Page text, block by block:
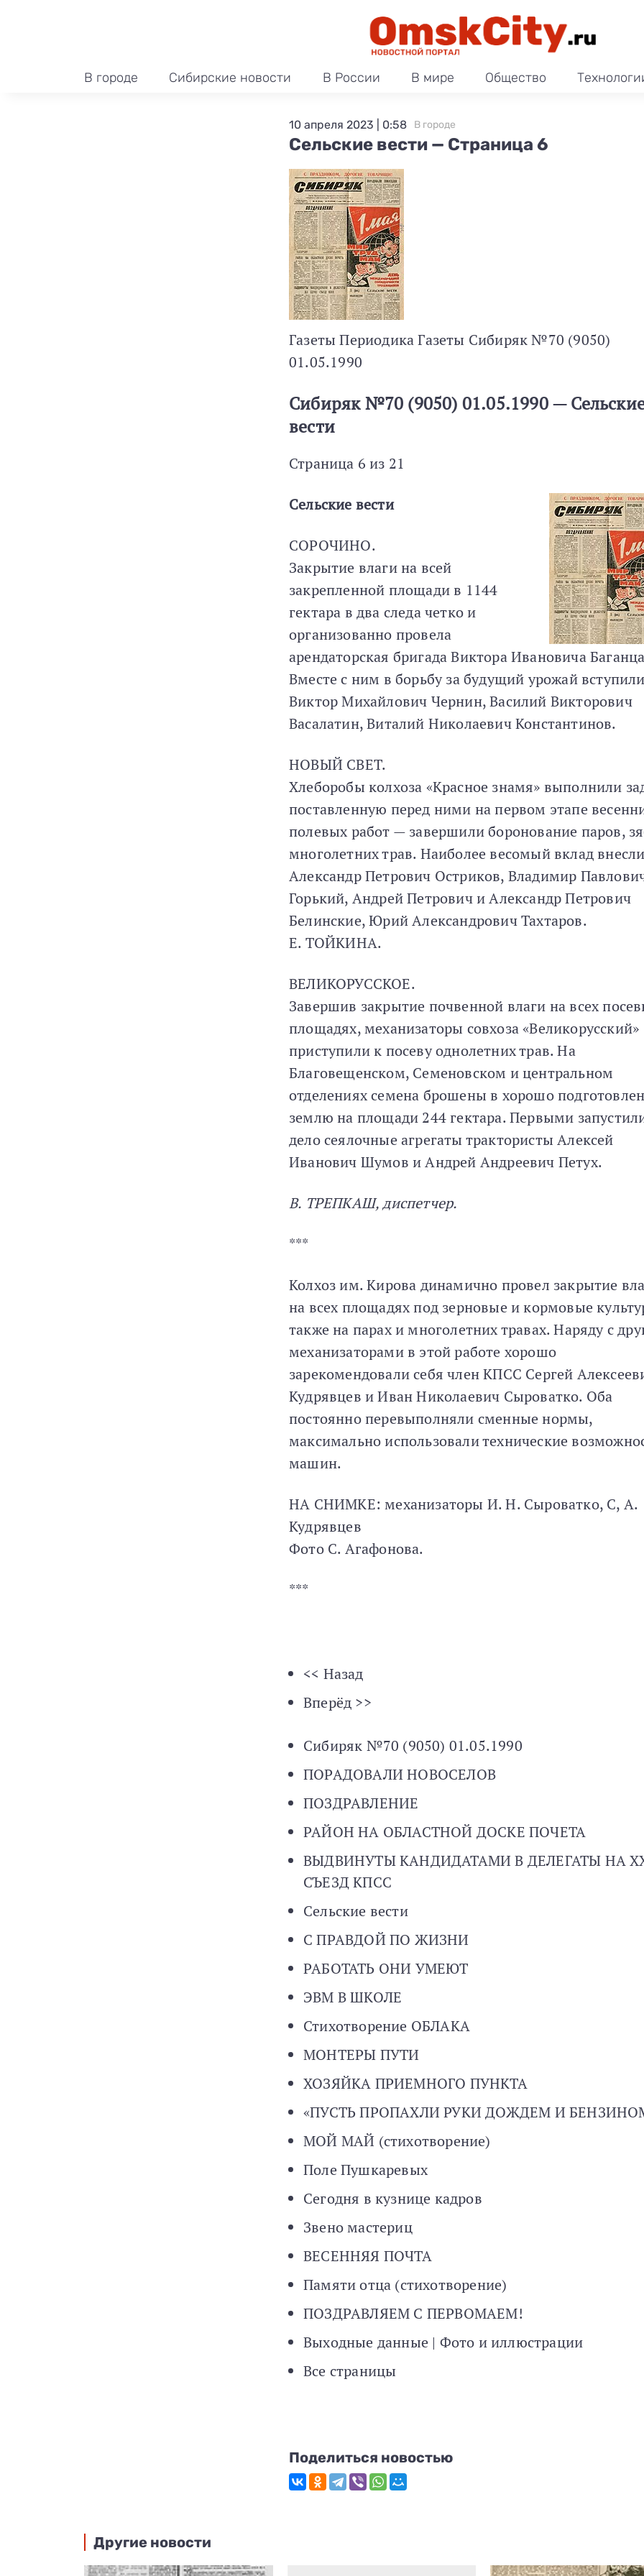
В городе Сибирские новости В России В мире Общество
Сельские вести — Страница 6
10 апреля 2023 | 0:58 В городе
Газеты Периодика Газеты Сибиряк №70 (9050)
01.05.1990
Сибиряк №70 (9050) 01.05.1990 —
вести
Страница 6 из 21
Сельские вести
СОРОЧИНО.
Закрытие влаги на всей
закрепленной площади в 1144
гектара в два следа четко и
организованно провела
арендаторская бригада Виктора Ивановича
Вместе с ним в борьбу за будущий урожай
Виктор Михайлович Чернин, Василий Викторович
Васалатин, Виталий Николаевич Константинов.
НОВЫЙ СВЕТ.
Хлеборобы колхоза «Красное знамя» выполнили
поставленную перед ними на первом этапе
полевых работ — завершили боронование паров,
многолетних трав. Наиболее весомый вклад
Александр Петрович Остриков, Владимир
Горький, Андрей Петрович и Александр Петрович
Белинские, Юрий Александрович Тахтаров.
Е. ТОЙКИНА.
ВЕЛИКОРУССКОЕ.
Завершив закрытие почвенной влаги на всех
площадях, механизаторы совхоза «Великорусский»
приступили к посеву однолетних трав. На
Благовещенском, Семеновском и центральном
отделениях семена брошены в хорошо
землю на площади 244 гектара. Первыми
дело сеялочные агрегаты трактористы Алексей
Иванович Шумов и Андрей Андреевич Петух.
В. ТРЕПКАШ, диспетчер.
***
Колхоз им. Кирова динамично провел закрытие
на всех площадях под зерновые и кормовые
также на парах и многолетних травах. Наряду с
механизаторами в этой работе хорошо
зарекомендовали себя член КПСС Сергей
Кудрявцев и Иван Николаевич Сыроватко. Оба
постоянно перевыполняли сменные нормы,
максимально использовали технические
машин.
НА СНИМКЕ: механизаторы И. Н. Сыроватко, С, А.
Кудрявцев
Фото С. Агафонова.
***
<< Назад
Вперёд >>
Сибиряк №70 (9050) 01.05.1990
ПОРАДОВАЛИ НОВОСЕЛОВ
ПОЗДРАВЛЕНИЕ
РАЙОН НА ОБЛАСТНОЙ ДОСКЕ ПОЧЕТА
ВЫДВИНУТЫ КАНДИДАТАМИ В ДЕЛЕГАТЫ НА
СЪЕЗД КПСС
Сельские вести
С ПРАВДОЙ ПО ЖИЗНИ
РАБОТАТЬ ОНИ УМЕЮТ
ЭВМ В ШКОЛЕ
Стихотворение ОБЛАКА
МОНТЕРЫ ПУТИ
ХОЗЯЙКА ПРИЕМНОГО ПУНКТА
«ПУСТЬ ПРОПАХЛИ РУКИ ДОЖДЕМ И
МОЙ МАЙ (стихотворение)
Поле Пушкаревых
Сегодня в кузнице кадров
Звено мастериц
ВЕСЕННЯЯ ПОЧТА
Памяти отца (стихотворение)
ПОЗДРАВЛЯЕМ С ПЕРВОМАЕМ!
Выходные данные | Фото и иллюстрации
Все страницы
Поделиться новостью
Другие новости